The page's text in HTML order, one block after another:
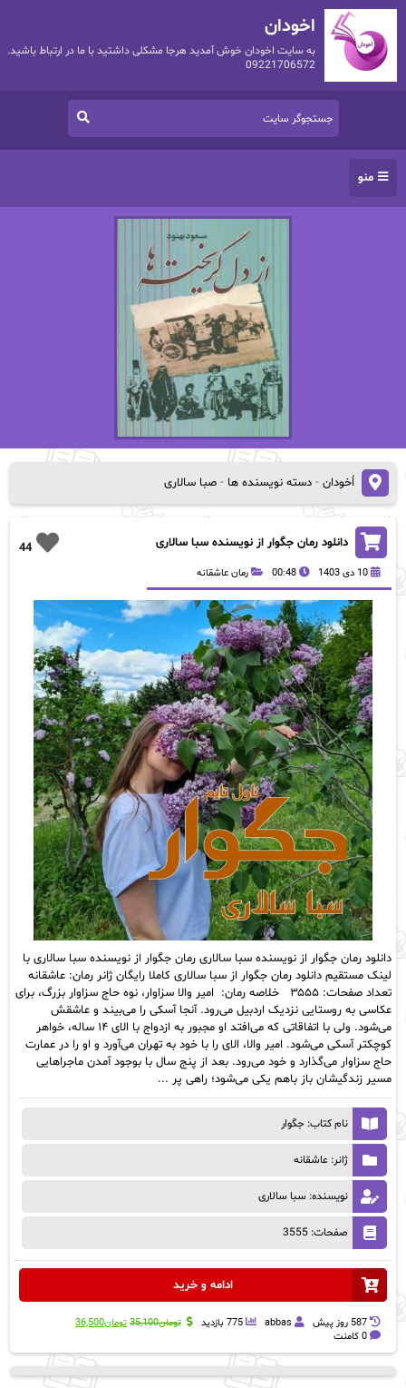
اخودان
به سایت اخودان خوش آمدید هرجا مشکلی داشتید با ما در ارتباط باشید.
09221706572
منو
اُخودان- دسته نویسنده ها - صبا سالاری
44 دانلود رمان جگوار از نویسنده سبا سالاری
10 دی 1403 00:48 رمان عاشقانه
دانلود رمان جگوار از نویسنده سبا سالاری رمان جگوار از نویسنده سبا سالاری با
لینک مستقیم دانلود رمان جگوار از سبا سالاری کاملا رایگان ژانر رمان: عاشقانه
تعداد صفحات: ۳۵۵۵ خلاصه رمان: امیر والا سزاوار، نوه حاج سزاوار بزرگ، برای
عکاسی به روستایی نزدیک اردبیل می‌رود. آنجا آسکی را می‌بیند و عاشقش
می‌شود. ولی با اتفاقاتی که می‌افتد او مجبور به ازدواج با الای ۱۴ ساله، خواهر
کوچکتر آسکی می‌شود. امیر والا، الای را با خود به تهران می‌آورد و او را در عمارت
حاج سزاوار می‌گذارد و خود می‌رود. بعد از پنج سال با بوجود آمدن ماجراهایی
مسیر زندگیشان باز باهم یکی می‌شود؛ راهی پر ...
نام کتاب: جگوار
ژانر: عاشقانه
نویسنده: سبا سالاری
صفحات: 3555
ادامه و خرید
587 روز پيش abbas 775 بازدید تومان35,100 قیمت
تومان36,500قیمت
0 کامنت